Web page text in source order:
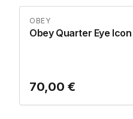
OBEY
Obey Quarter Eye Icon
70,00 €